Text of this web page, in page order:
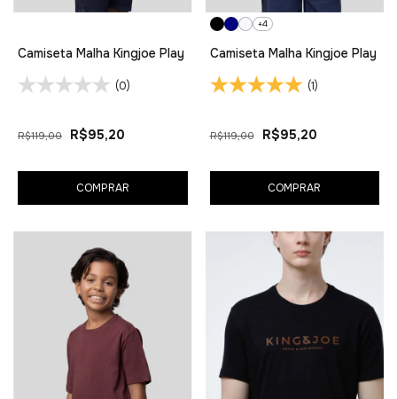
Camiseta Malha Kingjoe Play
(0)
R$119,00 R$95,20
COMPRAR
+4
Camiseta Malha Kingjoe Play
(1)
R$119,00 R$95,20
COMPRAR